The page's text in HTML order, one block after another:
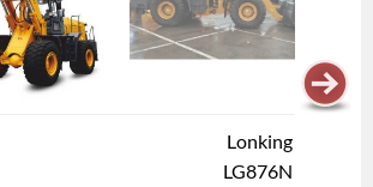
Lonking
LG876N